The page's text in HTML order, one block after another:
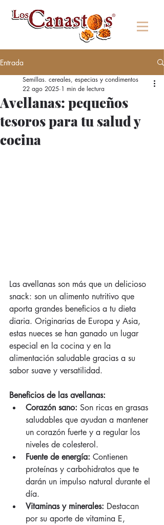
Entrada
Avellanas: pequeños
tesoros para tu salud y
cocina
Semillas. cereales, especias y condimentos
22 ago 2025 1 min de lectura
Las avellanas son más que un delicioso
snack: son un alimento nutritivo que
aporta grandes beneficios a tu dieta
diaria. Originarias de Europa y Asia,
estas nueces se han ganado un lugar
especial en la cocina y en la
alimentación saludable gracias a su
sabor suave y versatilidad.
Beneficios de las avellanas:
Corazón sano: Son ricas en grasas
saludables que ayudan a mantener
un corazón fuerte y a regular los
niveles de colesterol.
Fuente de energía: Contienen
proteínas y carbohidratos que te
darán un impulso natural durante el
día.
Vitaminas y minerales: Destacan
por su aporte de vitamina E,